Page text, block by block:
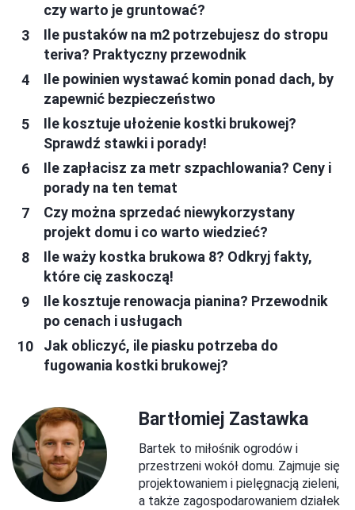
czy warto je gruntować?
Ile pustaków na m2 potrzebujesz do stropu
teriva? Praktyczny przewodnik
Ile powinien wystawać komin ponad dach, by
zapewnić bezpieczeństwo
Ile kosztuje ułożenie kostki brukowej?
Sprawdź stawki i porady!
Ile zapłacisz za metr szpachlowania? Ceny i
porady na ten temat
Czy można sprzedać niewykorzystany
projekt domu i co warto wiedzieć?
Ile waży kostka brukowa 8? Odkryj fakty,
które cię zaskoczą!
Ile kosztuje renowacja pianina? Przewodnik
po cenach i usługach
Jak obliczyć, ile piasku potrzeba do
fugowania kostki brukowej?
Bartłomiej Zastawka
Bartek to miłośnik ogrodów i
przestrzeni wokół domu. Zajmuje się
projektowaniem i pielęgnacją zieleni,
a także zagospodarowaniem działek